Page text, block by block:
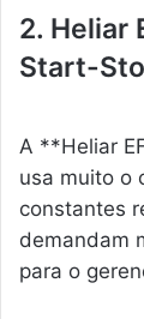
2. Heliar
Start-
A **Heliar
usa muito o
constantes
demandam
para o